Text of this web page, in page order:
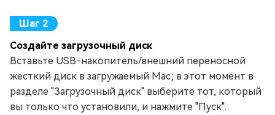
Создайте загрузочный диск
Вставьте USB-накопитель/внешний переносной
жесткий диск в загружаемый Mac; в этот момент в
разделе "Загрузочный диск" выберите тот, который
вы только что установили, и нажмите "Пуск".